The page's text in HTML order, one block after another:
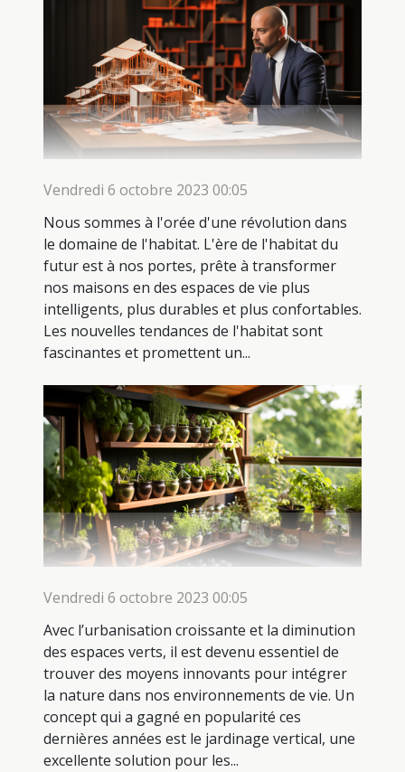
Vendredi 6 octobre 2023 00:05
Nous sommes à l'orée d'une révolution dans
le domaine de l'habitat. L'ère de l'habitat du
futur est à nos portes, prête à transformer
nos maisons en des espaces de vie plus
intelligents, plus durables et plus confortables.
Les nouvelles tendances de l'habitat sont
fascinantes et promettent un...
Vendredi 6 octobre 2023 00:05
Avec l’urbanisation croissante et la diminution
des espaces verts, il est devenu essentiel de
trouver des moyens innovants pour intégrer
la nature dans nos environnements de vie. Un
concept qui a gagné en popularité ces
dernières années est le jardinage vertical, une
excellente solution pour les...